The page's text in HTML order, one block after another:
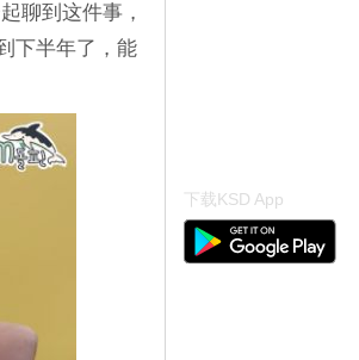
聊到这件事，
下半年了，能
下载KSD App